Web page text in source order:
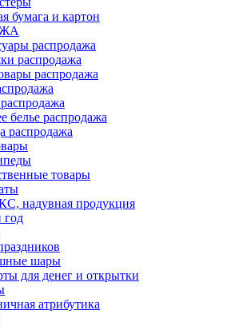
бумага и картон
распродажа
распродажа
распродажа
белье распродажа
распродажа
товары
надувная продукция
шары
для денег и открытки
атрибутика